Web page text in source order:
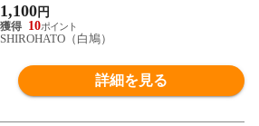
1,100円
10
SHIROHATO（白鳩）
詳細を見る